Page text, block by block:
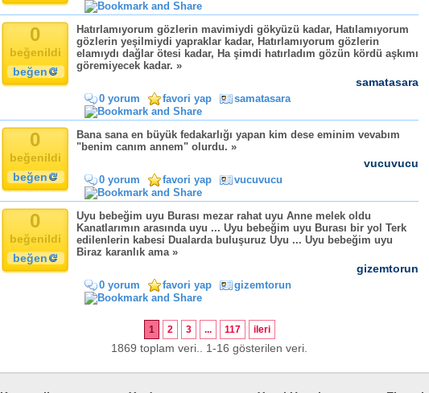
0
beğenildi
beğen
Hatırlamıyorum gözlerin mavimiydi gökyüzü kadar, Hatılamıyorum
gözlerin yeşilmiydi yapraklar kadar, Hatırlamıyorum gözlerin
elamıydı dağlar ötesi kadar, Ha şimdi hatırladım gözün kördü aşkımı
göremiyecek kadar. »
samatasara
0 yorum favori yap samatasara
0
beğenildi
beğen
Bana sana en büyük fedakarlığı yapan kim dese eminim vevabım
"benim canım annem" olurdu. »
vucuvucu
0 yorum favori yap vucuvucu
0
beğenildi
beğen
Uyu bebeğim uyu Burası mezar rahat uyu Anne melek oldu
Kanatlarımın arasında uyu ... Uyu bebeğim uyu Burası bir yol Terk
edilenlerin kabesi Dualarda buluşuruz Uyu ... Uyu bebeğim uyu
Biraz karanlık ama »
gizemtorun
0 yorum favori yap gizemtorun
1 2 3 ... 117 ileri
1869 toplam veri.. 1-16 gösterilen veri.